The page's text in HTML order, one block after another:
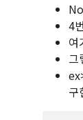
4
여
그
구